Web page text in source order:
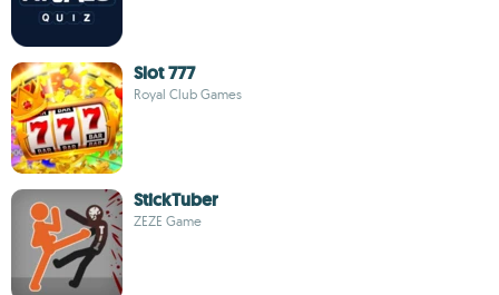
Slot 777
Royal Club Games
StickTuber
ZEZE Game